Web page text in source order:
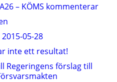
– KÖMS kommenterar
05-28
inte ett resultat!
Regeringens förslag till